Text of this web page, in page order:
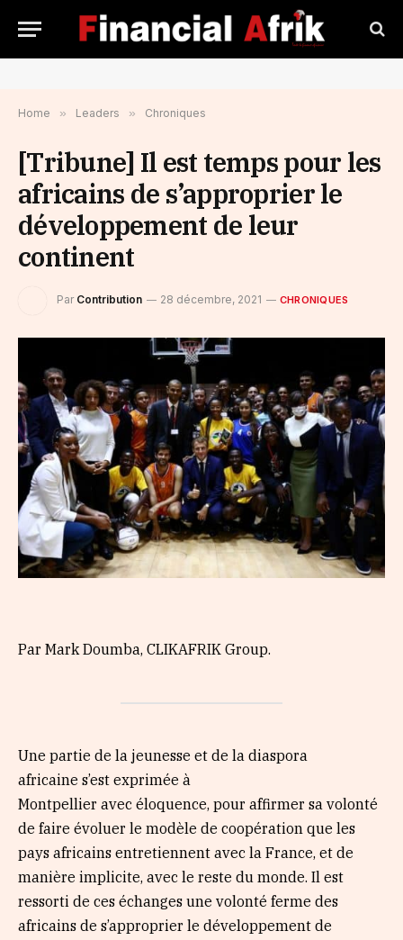
Home » Leaders » Chroniques
[Tribune] Il est temps pour les
africains de s’approprier le
développement de leur
continent
Par Contribution 28 décembre, 2021 CHRONIQUES
Par Mark Doumba, CLIKAFRIK Group.
Une partie de la jeunesse et de la diaspora
africaine s’est exprimée à
Montpellier avec éloquence, pour affirmer sa volonté
de faire évoluer le modèle de coopération que les
pays africains entretiennent avec la France, et de
manière implicite, avec le reste du monde. Il est
ressorti de ces échanges une volonté ferme des
africains de s’approprier le développement de